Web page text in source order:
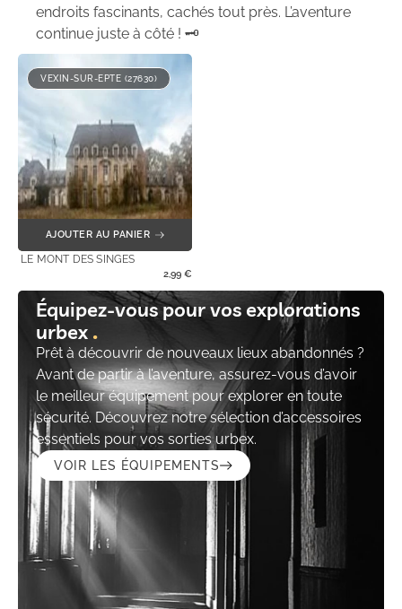
endroits fascinants, cachés tout près. L’aventure
continue juste à côté ! 🗝️
VEXIN-SUR-EPTE (27630)
AJOUTER AU PANIER
LE MONT DES SINGES
2,99 €
Équipez-vous pour vos explorations
urbex
Prêt à découvrir de nouveaux lieux abandonnés ?
Avant de partir à l’aventure, assurez-vous d’avoir
le meilleur équipement pour explorer en toute
sécurité. Découvrez notre sélection d’accessoires
essentiels pour vos sorties urbex.
VOIR LES ÉQUIPEMENTS